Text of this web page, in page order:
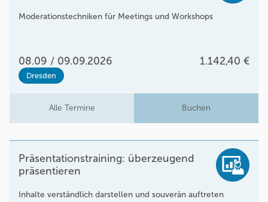
Moderationstechniken für Meetings und Workshops
08.09 / 09.09.2026 1.142,40 €
Dresden
Alle Termine Buchen
Präsentationstraining: überzeugend
präsentieren
Inhalte verständlich darstellen und souverän auftreten